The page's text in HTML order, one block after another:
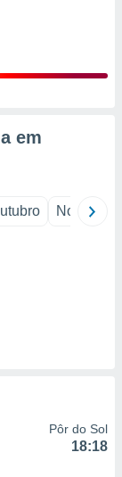
em
Novembro
Pôr do Sol
18:18